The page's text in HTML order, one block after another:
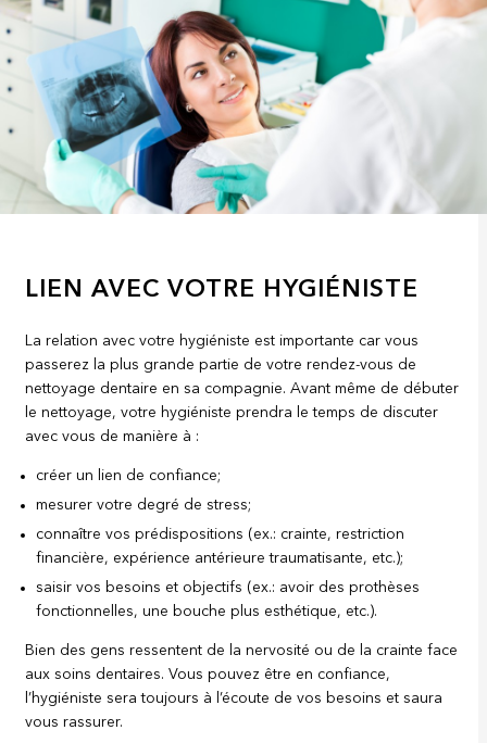
LIEN AVEC VOTRE HYGIÉNISTE
La relation avec votre hygiéniste est importante car vous
passerez la plus grande partie de votre rendez-vous de
nettoyage dentaire en sa compagnie. Avant même de débuter
le nettoyage, votre hygiéniste prendra le temps de discuter
avec vous de manière à :
créer un lien de confiance;
mesurer votre degré de stress;
connaître vos prédispositions (ex.: crainte, restriction
financière, expérience antérieure traumatisante, etc.);
saisir vos besoins et objectifs (ex.: avoir des prothèses
fonctionnelles, une bouche plus esthétique, etc.).
Bien des gens ressentent de la nervosité ou de la crainte face
aux soins dentaires. Vous pouvez être en confiance,
l’hygiéniste sera toujours à l’écoute de vos besoins et saura
vous rassurer.